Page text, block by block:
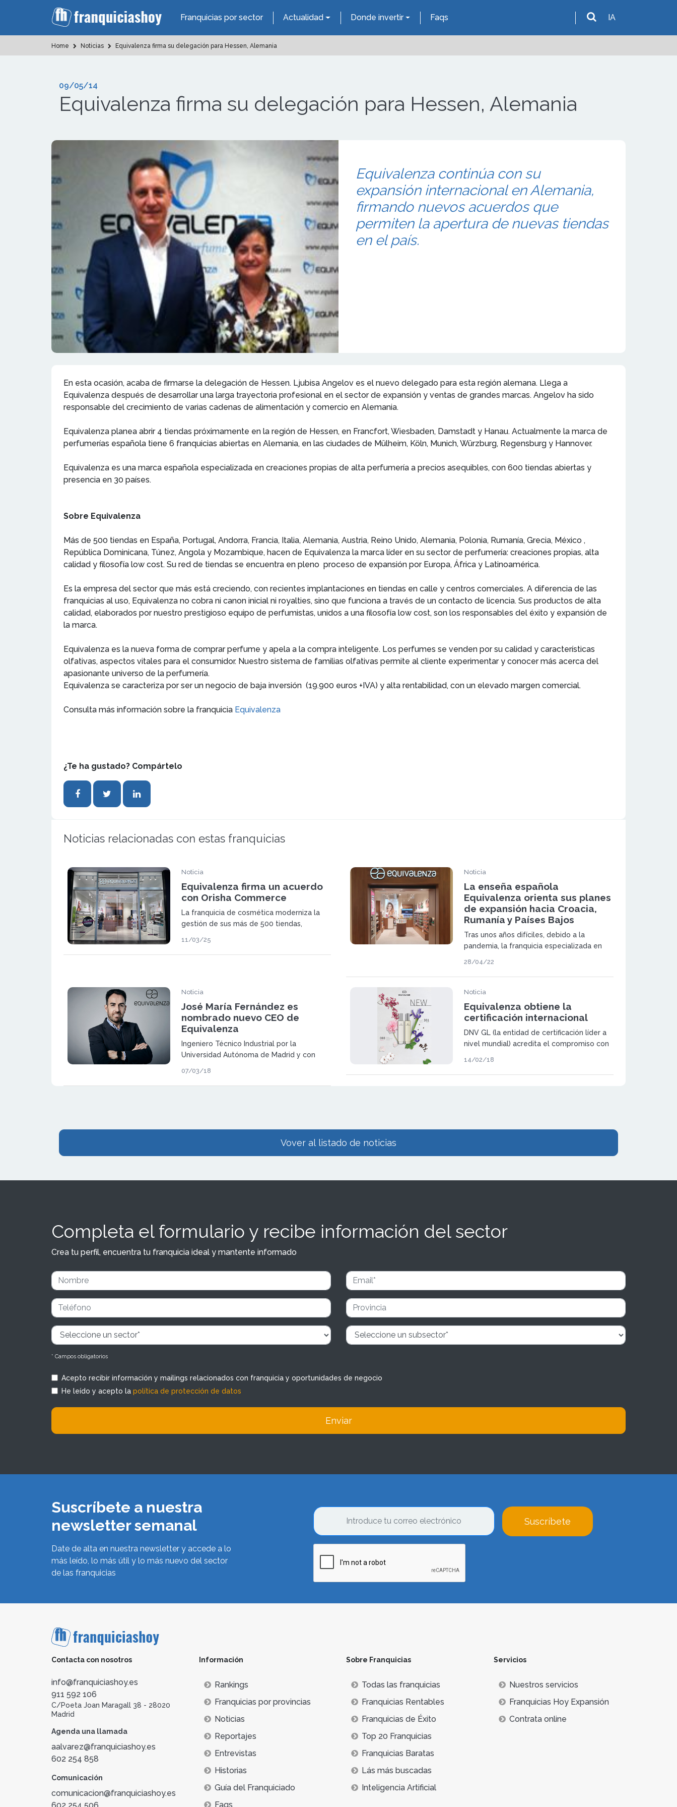
Franquicias por sector Actualidad Donde invertir Faqs IA
Home Noticias Equivalenza firma su delegación para Hessen, Alemania
09/05/14
Equivalenza firma su delegación para Hessen, Alemania
Equivalenza continúa con su
expansión internacional en Alemania,
firmando nuevos acuerdos que
permiten la apertura de nuevas tiendas
en el país.
En esta ocasión, acaba de firmarse la delegación de Hessen. Ljubisa Angelov es el nuevo delegado para esta región alemana. Llega a
Equivalenza después de desarrollar una larga trayectoria profesional en el sector de expansión y ventas de grandes marcas. Angelov ha sido
responsable del crecimiento de varias cadenas de alimentación y comercio en Alemania.
Equivalenza planea abrir 4 tiendas próximamente en la región de Hessen, en Francfort, Wiesbaden, Damstadt y Hanau. Actualmente la marca de
perfumerías española tiene 6 franquicias abiertas en Alemania, en las ciudades de Mülheim, Köln, Munich, Würzburg, Regensburg y Hannover.
Equivalenza es una marca española especializada en creaciones propias de alta perfumería a precios asequibles, con 600 tiendas abiertas y
presencia en 30 países.
Sobre Equivalenza
Más de 500 tiendas en España, Portugal, Andorra, Francia, Italia, Alemania, Austria, Reino Unido, Alemania, Polonia, Rumanía, Grecia, México ,
República Dominicana, Túnez, Angola y Mozambique, hacen de Equivalenza la marca líder en su sector de perfumería: creaciones propias, alta
calidad y filosofía low cost. Su red de tiendas se encuentra en pleno proceso de expansión por Europa, África y Latinoamérica.
Es la empresa del sector que más está creciendo, con recientes implantaciones en tiendas en calle y centros comerciales. A diferencia de las
franquicias al uso, Equivalenza no cobra ni canon inicial ni royalties, sino que funciona a través de un contacto de licencia. Sus productos de alta
calidad, elaborados por nuestro prestigioso equipo de perfumistas, unidos a una filosofía low cost, son los responsables del éxito y expansión de
la marca.
Equivalenza es la nueva forma de comprar perfume y apela a la compra inteligente. Los perfumes se venden por su calidad y características
olfativas, aspectos vitales para el consumidor. Nuestro sistema de familias olfativas permite al cliente experimentar y conocer más acerca del
apasionante universo de la perfumería.
Equivalenza se caracteriza por ser un negocio de baja inversión (19.900 euros +IVA) y alta rentabilidad, con un elevado margen comercial.
Consulta más información sobre la franquicia Equivalenza
¿Te ha gustado? Compártelo
Noticias relacionadas con estas franquicias
Noticia
Equivalenza firma un acuerdo
con Orisha Commerce
La franquicia de cosmética moderniza la
gestión de sus más de 500 tiendas,
11/03/25
Noticia
La enseña española
Equivalenza orienta sus planes
de expansión hacia Croacia,
Rumanía y Países Bajos
Tras unos años difíciles, debido a la
pandemia, la franquicia especializada en
en nuevos mercados y reforzando su
presencia en aquellos donde ya estaba
instalada.
28/04/22
Noticia
José María Fernández es
nombrado nuevo CEO de
Equivalenza
Ingeniero Técnico Industrial por la
Universidad Autónoma de Madrid y con
Navarra)
07/03/18
Noticia
Equivalenza obtiene la
certificación internacional
DNV GL (la entidad de certificación líder a
nivel mundial) acredita el compromiso con
14/02/18
Vover al listado de noticias
Completa el formulario y recibe información del sector
Crea tu perfil, encuentra tu franquicia ideal y mantente informado
* Campos obligatorios
Acepto recibir información y mailings relacionados con franquicia y oportunidades de negocio
He leído y acepto la política de protección de datos
Enviar
Suscríbete a nuestra
newsletter semanal
Date de alta en nuestra newsletter y accede a lo
más leído, lo más útil y lo más nuevo del sector
de las franquicias
Suscríbete
Contacta con nosotros
info@franquiciashoy.es
911 592 106
C/Poeta Joan Maragall 38 - 28020
Madrid
Agenda una llamada
aalvarez@franquiciashoy.es
602 254 858
Comunicación
comunicacion@franquiciashoy.es
Información
Rankings
Franquicias por provincias
Noticias
Reportajes
Entrevistas
Historias
Guía del Franquiciado
Faqs
Sobre Franquicias
Todas las franquicias
Franquicias Rentables
Franquicias de Éxito
Top 20 Franquicias
Franquicias Baratas
Lás más buscadas
Inteligencia Artificial
Servicios
Nuestros servicios
Franquicias Hoy Expansión
Contrata online